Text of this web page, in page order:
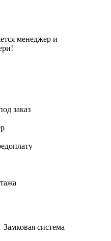
менеджер и
заказ
Замковая система